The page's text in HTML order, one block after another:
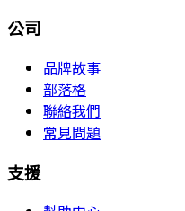
公司
品牌故事
部落格
聯絡我們
常見問題
支援